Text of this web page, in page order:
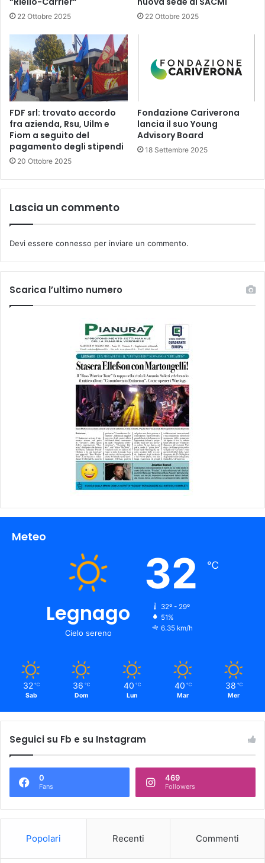
22 Ottobre 2025 22 Ottobre 2025
FDF srl: trovato accordo
fra azienda, Rsu, Uilm e
Fiom a seguito del
pagamento degli stipendi
20 Ottobre 2025
Fondazione Cariverona
lancia il suo Young
Advisory Board
18 Settembre 2025
Lascia un commento
Devi essere connesso per inviare un commento.
Scarica l’ultimo numero
Meteo
Legnago
Cielo sereno
32 ℃
32º - 29º
51%
6.35 km/h
32 ℃
Sab
36 ℃
Dom
40 ℃
Lun
40 ℃
Mar
38 ℃
Mer
Seguici su Fb e su Instagram
0
Fans
469
Followers
Popolari Recenti Commenti